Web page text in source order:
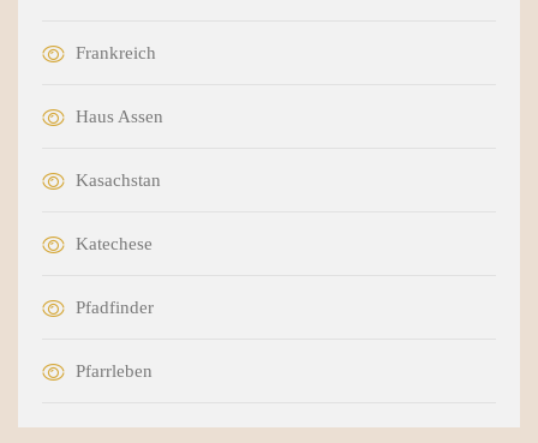
Frankreich
Haus Assen
Kasachstan
Katechese
Pfadfinder
Pfarrleben